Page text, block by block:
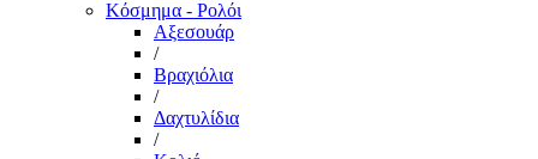
Κόσμημα - Ρολόι
Αξεσουάρ
/
Βραχιόλια
/
Δαχτυλίδια
/